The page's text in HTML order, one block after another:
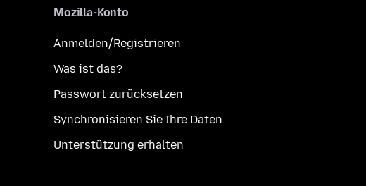
Mozilla-Konto
Anmelden/Registrieren
Was ist das?
Passwort zurücksetzen
Synchronisieren Sie Ihre Daten
Unterstützung erhalten